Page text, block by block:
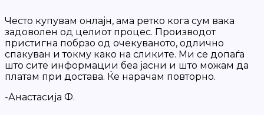
Често купувам онлајн, ама ретко кога сум вака
задоволен од целиот процес. Производот
пристигна побрзо од очекуваното, одлично
спакуван и токму како на сликите. Ми се допаѓа
што сите информации беа јасни и што можам да
платам при достава. Ќе нарачам повторно.
-Анастасија Ф.